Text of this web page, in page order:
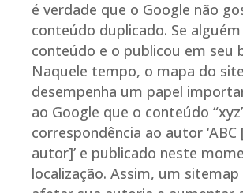
é verdade que o Google não
conteúdo duplicado. Se
conteúdo e o publicou em seu
Naquele tempo, o mapa do
desempenha um papel
ao Google que o conteúdo
correspondência ao autor
autor]’ e publicado neste
localização. Assim, um